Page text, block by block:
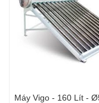
Máy Vigo - 160 Lít -